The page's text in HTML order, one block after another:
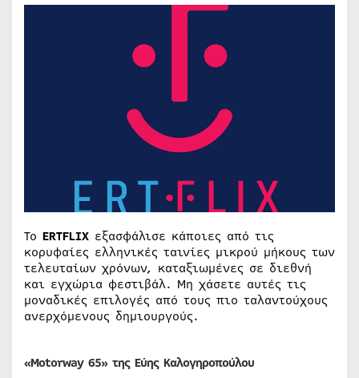
Το ERTFLIX εξασφάλισε κάποιες από τις
κορυφαίες ελληνικές ταινίες μικρού μήκους των
τελευταίων χρόνων, καταξιωμένες σε διεθνή
και εγχώρια φεστιβάλ. Μη χάσετε αυτές τις
μοναδικές επιλογές από τους πιο ταλαντούχους
ανερχόμενους δημιουργούς.
«Motorway 65» της Εύης Καλογηροπούλου